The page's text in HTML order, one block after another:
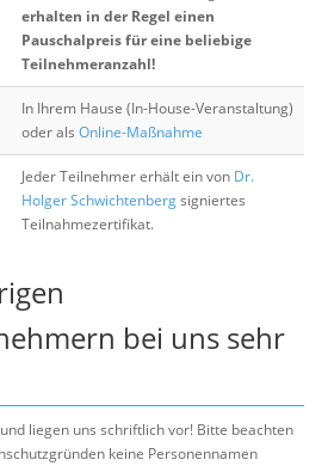
erhalten in der Regel einen
Pauschalpreis für eine beliebige
Teilnehmeranzahl!
In Ihrem Hause (In-House-Veranstaltung)
oder als Online-Maßnahme
Jeder Teilnehmer erhält ein von Dr.
Holger Schwichtenbergsigniertes
Teilnahmezertifikat.
bei uns sehr
liegen uns schriftlich vor! Bitte beachten
keine Personennamen